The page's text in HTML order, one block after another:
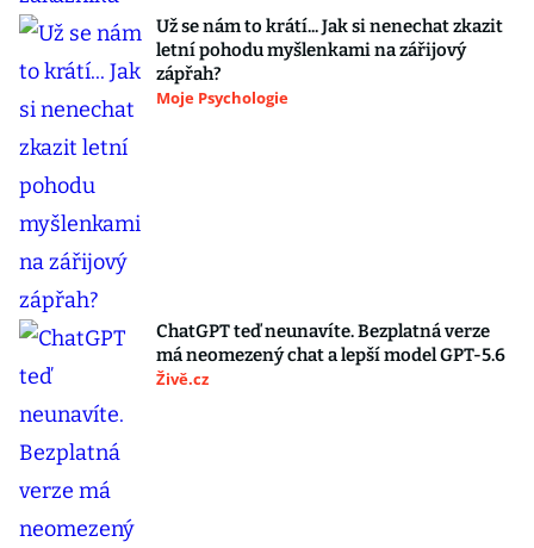
Už se nám to krátí... Jak si nenechat zkazit
letní pohodu myšlenkami na zářijový
zápřah?
Moje Psychologie
ChatGPT teď neunavíte. Bezplatná verze
má neomezený chat a lepší model GPT-5.6
Živě.cz